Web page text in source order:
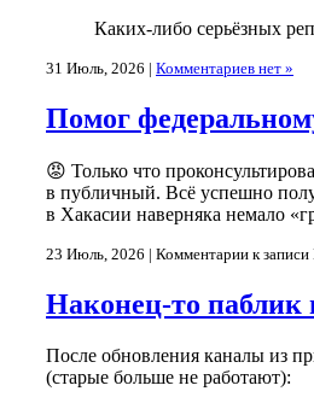
Каких-либо серьёзных
31 Июль, 2026 | Комментариев нет »
Помог
😡 Только что
в публичный. Всё успешно
в Хакасии наверняка немало
23 Июль, 2026 | Комментарии к
Наконец-то паблик
После обновления каналы из
(старые больше не работают):